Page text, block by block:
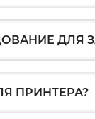
ДЛЯ
ПРИНТЕРА?